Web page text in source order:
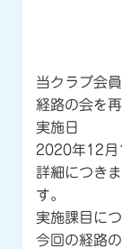
当クラブ会
経路の会を再
実施日
2020年12月
詳細につき
す。
実施課目に
今回の経路